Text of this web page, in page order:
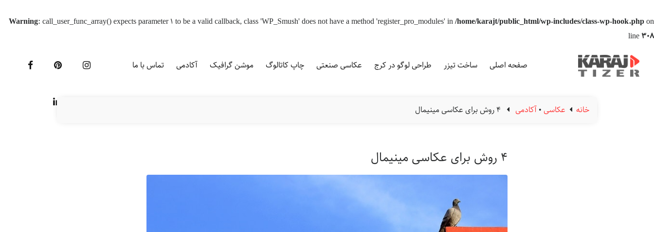
Warning: call_user_func_array() expects parameter 1 to be a valid callback, class 'WP_Smush' does not have a method 'register_pro_modules' in/home/karajt/public_html/wp-includes/class-wp-hook.phpon
line308
صفحه اصلی ساخت تیزر طراحی لوگو در کرج عکاسی صنعتی چاپ کاتالوگ موشن گرافیک آکادمی تماس با ما
خانه عکاسی•آکادمی
۴ روش برای عکاسی مینیمال